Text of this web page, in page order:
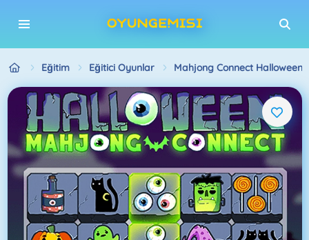
Eğitim Eğitici Oyunlar Mahjong Connect Halloween